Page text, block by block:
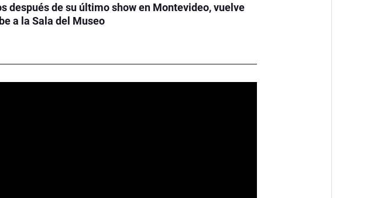
después de su último show en Montevideo, vuelve
a la Sala del Museo